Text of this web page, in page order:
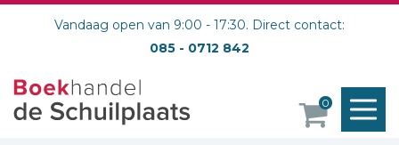
Vandaag open van 9:00 - 17:30. Direct contact:
085 - 0712 842
0